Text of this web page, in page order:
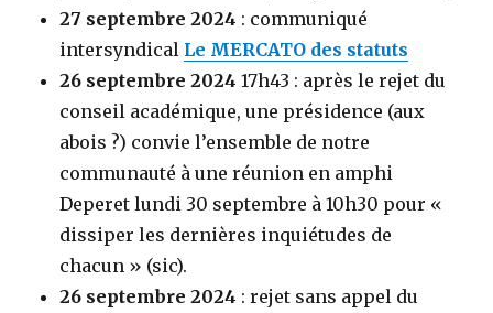
27 septembre 2024 : communiqué
intersyndical Le MERCATO des statuts
26 septembre 202417h43 : après le rejet du
conseil académique, une présidence (aux
abois ?) convie l’ensemble de notre
communauté à une réunion en amphi
Deperet lundi 30 septembre à 10h30 pour «
dissiper les dernières inquiétudes de
chacun » (sic).
26 septembre 2024 : rejet sans appel du